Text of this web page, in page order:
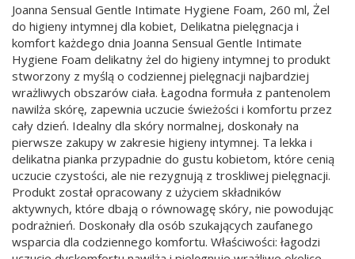
Joanna Sensual Gentle Intimate Hygiene Foam, 260 ml, Żel
do higieny intymnej dla kobiet, Delikatna pielęgnacja i
komfort każdego dnia Joanna Sensual Gentle Intimate
Hygiene Foam delikatny żel do higieny intymnej to produkt
stworzony z myślą o codziennej pielęgnacji najbardziej
wrażliwych obszarów ciała. Łagodna formuła z pantenolem
nawilża skórę, zapewnia uczucie świeżości i komfortu przez
cały dzień. Idealny dla skóry normalnej, doskonały na
pierwsze zakupy w zakresie higieny intymnej. Ta lekka i
delikatna pianka przypadnie do gustu kobietom, które cenią
uczucie czystości, ale nie rezygnują z troskliwej pielęgnacji.
Produkt został opracowany z użyciem składników
aktywnych, które dbają o równowagę skóry, nie powodując
podrażnień. Doskonały dla osób szukających zaufanego
wsparcia dla codziennego komfortu. Właściwości: łagodzi